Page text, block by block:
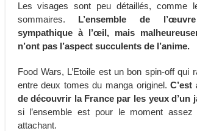
Les visages sont peu détaillés, comme
sommaires. L’ensemble de
sympathique à l’œil, mais
n’ont pas l’aspect succulents de l’anime.
Food Wars, L’Etoile est un bon spin-off qui
entre deux tomes du manga originel.C’est
de découvrir la France par les yeux d’un
si l’ensemble est pour le moment
attachant.